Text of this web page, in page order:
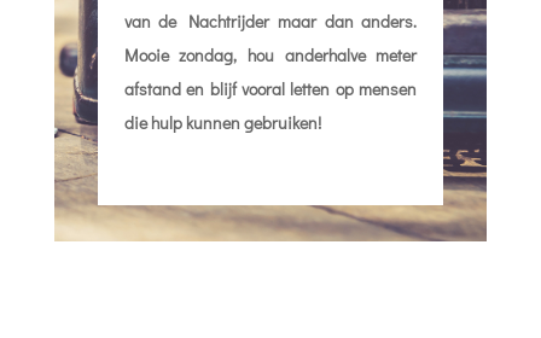
van de Nachtrijder maar dan anders.
Mooie zondag, hou anderhalve meter
afstand en blijf vooral letten op mensen
die hulp kunnen gebruiken!